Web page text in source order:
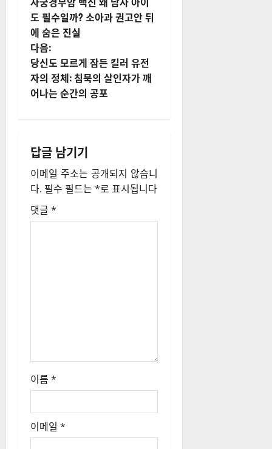
시
물
내
비
이
션
도 필수일까? 소아과 권고안 뒤
에 숨은 진실
다음:
당신도 모르게 잠든 킬러 유전
자의 정체: 침묵의 살인자가 깨
어나는 순간의 공포
답글 남기기
이메일 주소는 공개되지 않습니
다. 필수 필드는 *로 표시됩니다
댓글 *
이름 *
이메일 *